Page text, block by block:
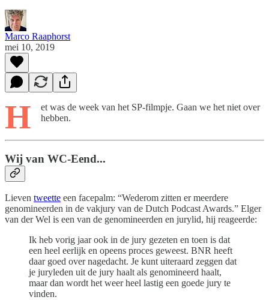
Marco Raaphorst
mei 10, 2019
H
et was de week van het SP-filmpje. Gaan we het niet over
hebben.
Wij van WC-Eend...
Lieven tweette een facepalm: “Wederom zitten er meerdere
genomineerden in de vakjury van de Dutch Podcast Awards.” Elger
van der Wel is een van de genomineerden en jurylid, hij reageerde:
Ik heb vorig jaar ook in de jury gezeten en toen is dat
een heel eerlijk en opeens proces geweest. BNR heeft
daar goed over nagedacht. Je kunt uiteraard zeggen dat
je juryleden uit de jury haalt als genomineerd haalt,
maar dan wordt het weer heel lastig een goede jury te
vinden.